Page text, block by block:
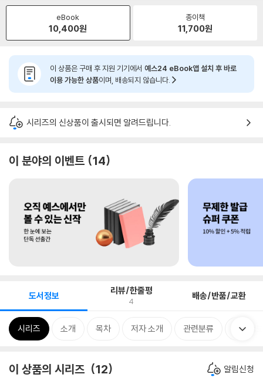
eBook
10,400원
종이책
11,700원
이 상품은 구매 후 지원 기기에서 예스24 eBook앱 설치 후 바로
이용 가능한 상품이며, 배송되지 않습니다.
시리즈의 신상품이 출시되면 알려드립니다.
이 분야의 이벤트 14
도서정보 리뷰/한줄평
4 배송/반품/교환
시리즈 소개 목차 저자 소개 관련분류 품목정
이 상품의 시리즈 12 알림신청